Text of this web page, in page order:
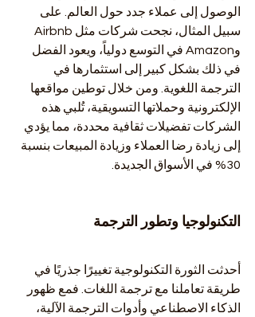
الوصول إلى عملاء جدد حول العالم. على
وAmazon في التوسع دولياً، ويعود الفضل
في ذلك بشكل كبير إلى استثمارها في
الترجمة اللغوية. ومن خلال توطين مواقعها
الإلكترونية وحملاتها التسويقية، تُلبي هذه
الشركات تفضيلات ثقافية محددة، مما يؤدي
إلى زيادة رضا العملاء وزيادة المبيعات بنسبة
30% في الأسواق الجديدة.
التكنولوجيا وتطور الترجمة
أحدثت الثورة التكنولوجية تغييرًا جذريًا في
طريقة تعاملنا مع ترجمة اللغات. فمع ظهور
الذكاء الاصطناعي وأدوات الترجمة الآلية،